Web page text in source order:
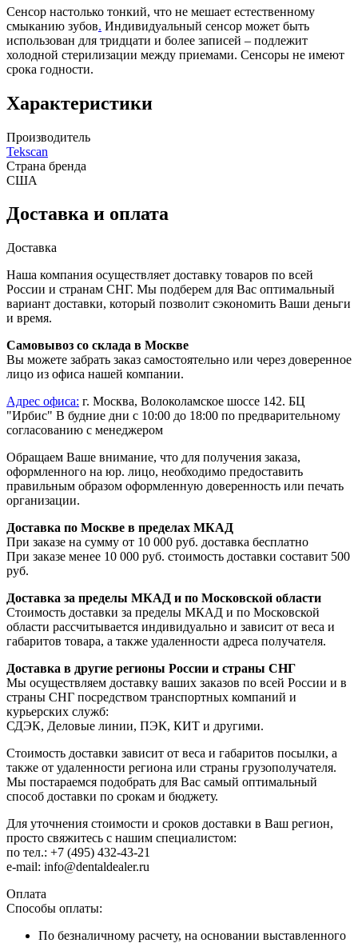
Сенсор настолько тонкий, что не мешает естественному
смыканию зубов. Индивидуальный сенсор может быть
использован для тридцати и более записей – подлежит
холодной стерилизации между приемами. Сенсоры не имеют
срока годности.
Характеристики
Производитель
Tekscan
Страна бренда
США
Доставка и оплата
Доставка
Наша компания осуществляет доставку товаров по всей
России и странам СНГ. Мы подберем для Вас оптимальный
вариант доставки, который позволит сэкономить Ваши деньги
и время.
Самовывоз со склада в Москве
Вы можете забрать заказ самостоятельно или через доверенное
лицо из офиса нашей компании.
Адрес офиса: г. Москва, Волоколамское шоссе 142. БЦ
"Ирбис" В будние дни с 10:00 до 18:00 по предварительному
согласованию с менеджером
Обращаем Ваше внимание, что для получения заказа,
оформленного на юр. лицо, необходимо предоставить
правильным образом оформленную доверенность или печать
организации.
Доставка по Москве в пределах МКАД
При заказе на сумму от 10 000 руб. доставка бесплатно
При заказе менее 10 000 руб. стоимость доставки составит 500
руб.
Доставка за пределы МКАД и по Московской области
Стоимость доставки за пределы МКАД и по Московской
области рассчитывается индивидуально и зависит от веса и
габаритов товара, а также удаленности адреса получателя.
Доставка в другие регионы России и страны СНГ
Мы осуществляем доставку ваших заказов по всей России и в
страны СНГ посредством транспортных компаний и
курьерских служб:
СДЭК, Деловые линии, ПЭК, КИТ и другими.
Стоимость доставки зависит от веса и габаритов посылки, а
также от удаленности региона или страны грузополучателя.
Мы постараемся подобрать для Вас самый оптимальный
способ доставки по срокам и бюджету.
Для уточнения стоимости и сроков доставки в Ваш регион,
просто свяжитесь с нашим специалистом:
по тел.: +7 (495) 432-43-21
e-mail: info@dentaldealer.ru
Оплата
Способы оплаты:
По безналичному расчету, на основании выставленного